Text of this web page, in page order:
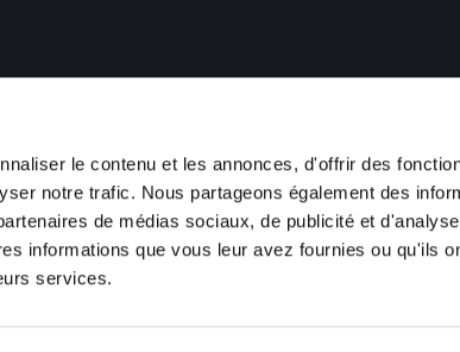
le contenu et les annonces, d'offrir des
notre trafic. Nous partageons également des
de médias sociaux, de publicité et
informations que vous leur avez fournies ou qu'ils
services.
de gestion des ressources humaines. Nous proposons des
Colmar, Guebwiller, Saint Louis, Cernay), en Lorraine
est également présent en Allemagne (Kehl, Saarbrücken), en